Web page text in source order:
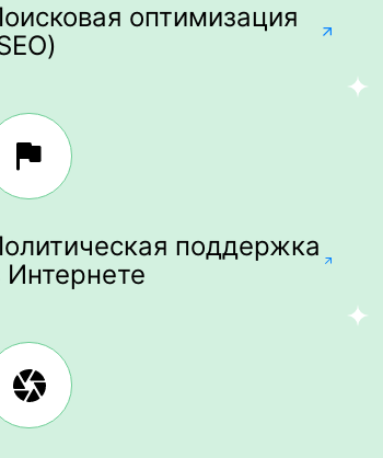
оптимизация
поддержка
Интернете